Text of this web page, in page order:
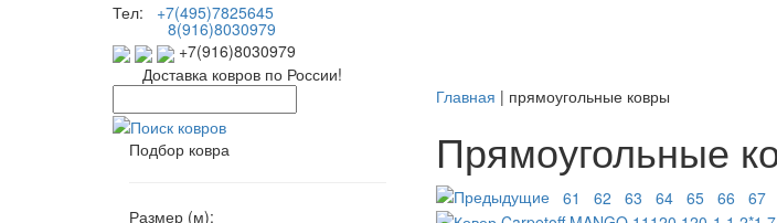
Тел: +7(495)7825645
8(916)8030979
+7(916)8030979
Доставка ковров по России!
Подбор ковра
Размер (м):
Главная | прямоугольные ковры
Прямоугольные
61 62 63 64 65 66 67